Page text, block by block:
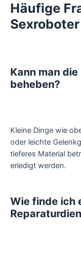
Häufige
Kann man
beheben?
Kleine Dinge wie
oder leichte
tieferes Material
erledigt werden.
Wie finde ich